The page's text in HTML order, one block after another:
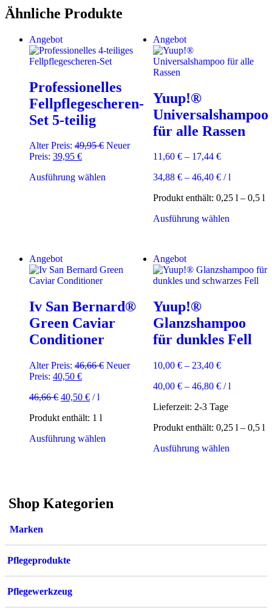
Ähnliche Produkte
Angebot
Professionelles
Fellpflegescheren-
Set 5-teilig
Alter Preis: 49,95€ Ursprünglicher
Neuer
Preis: 39,95 €Aktueller
ist:
Ausführung wählen
können
auf
gewählt
werden
Angebot
Yuup!®
Universalshampoo
für alle Rassen
11,60 €– 17,44 €
34,88 €– 46,40 €/l
Produkt enthält: 0,25 l– 0,5 l
Ausführung wählenDieses
auf.
Die
der
Angebot
Iv San Bernard®
Green Caviar
Conditioner
Alter Preis: 46,66€ Ursprünglicher
Neuer
Preis: 40,50 €Aktueller
ist:
46,66€ Ursprünglicher
war:
40,50 €Aktueller
ist:
/l
Produkt enthält: 1 l
Ausführung wählen
Die
der
Angebot
Yuup!®
Glanzshampoo
für dunkles Fell
10,00 €– 23,40 €
40,00 €– 46,80 €/l
Lieferzeit: 2-3 Tage
Produkt enthält: 0,25 l – 0,5 l
Ausführung wählenDieses
auf
gewählt
Shop Kategorien
Marken
Pflegeprodukte
Pflegewerkzeug